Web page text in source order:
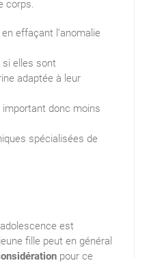
corps.
effaçant l’anomalie
si elles sont
adaptée à leur
important donc moins
spécialisées de
est
fille peut en général
pour ce